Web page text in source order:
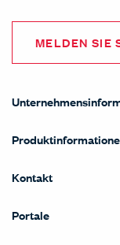
MELDEN SIE
Kontakt
Portale